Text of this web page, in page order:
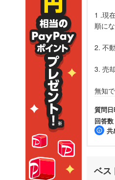
1 .現
順に
2. 不
3. 売
無知
質問日
回答数
共
ベス